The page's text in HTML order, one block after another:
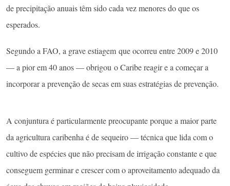
de precipitação anuais têm sido cada vez menores do que os
esperados.
Segundo a FAO, a grave estiagem que ocorreu entre 2009 e 2010
— a pior em 40 anos — obrigou o Caribe reagir e a começar a
incorporar a prevenção de secas em suas estratégias de prevenção.
A conjuntura é particularmente preocupante porque a maior parte
da agricultura caribenha é de sequeiro — técnica que lida com o
cultivo de espécies que não precisam de irrigação constante e que
conseguem germinar e crescer com o aproveitamento adequado da